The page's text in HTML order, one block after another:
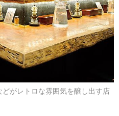
がレトロな雰囲気を醸し出す店